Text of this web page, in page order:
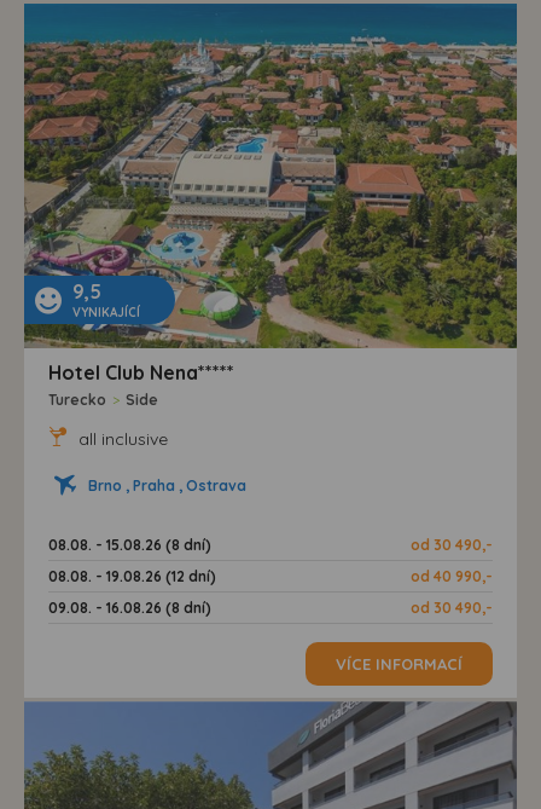
9,5
VYNIKAJÍCÍ
Hotel Club Nena*****
Turecko > Side
all inclusive
Brno , Praha , Ostrava
08.08. - 15.08.26 (8 dní)
od 30 490,-
08.08. - 19.08.26 (12 dní)
od 40 990,-
09.08. - 16.08.26 (8 dní)
od 30 490,-
VÍCE INFORMACÍ